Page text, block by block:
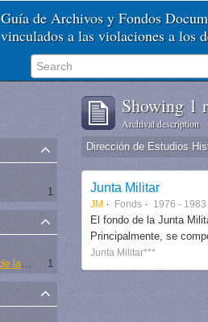
Guía de Archivos y Fondos
vinculados a las violaciones a los
1
Dirección de Estudios Históricos de la Fuerza Aérea
1
Showing 1
Archival description
Junta Militar
JM Fonds 1976 - 1983
El fondo de la Junta
Principalmente, se
Junta Militar***